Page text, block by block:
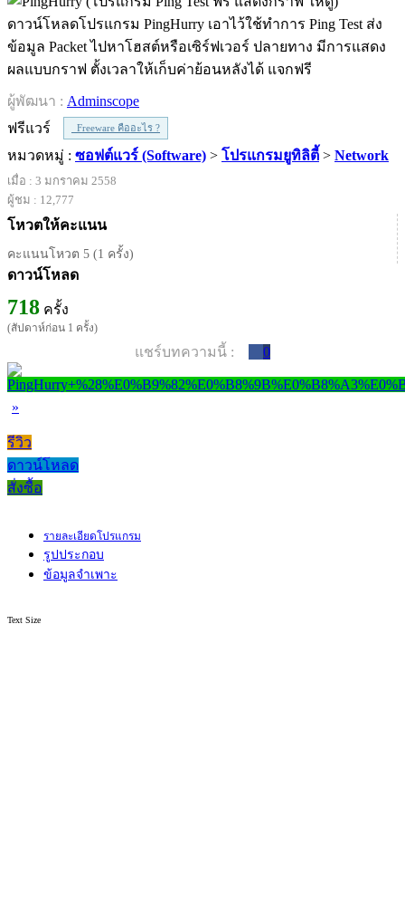
ดาวน์โหลดโปรแกรม PingHurry เอาไว้ใช้ทำการ Ping Test ส่ง
ข้อมูล Packet ไปหาโฮสต์หรือเซิร์ฟเวอร์ ปลายทาง มีการแสดง
ผลแบบกราฟ ตั้งเวลาให้เก็บค่าย้อนหลังได้ แจกฟรี
ผู้พัฒนา : Adminscope
ฟรีแวร์
Freeware คืออะไร ?
หมวดหมู่ : ซอฟต์แวร์ (Software) > โปรแกรมยูทิลิตี้ > Network
เมื่อ : 3 มกราคม 2558
ผู้ชม : 12,777
โหวตให้คะแนน
คะแนนโหวต 5 (1 ครั้ง)
ดาวน์โหลด
718 ครั้ง
(สัปดาห์ก่อน 1 ครั้ง)
แชร์บทความนี้ : 0
»
รีวิว
ดาวน์โหลด
สั่งซื้อ
รายละเอียดโปรแกรม
รูปประกอบ
ข้อมูลจำเพาะ
Text Size